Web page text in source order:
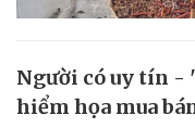
Người có uy tín -
hiểm họa mua